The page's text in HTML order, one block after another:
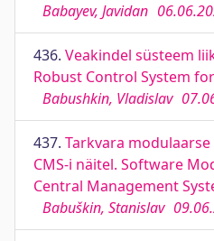
Babayev, Javidan
436. Veakindel süsteem
Robust Control System
Babushkin, Vladislav
437. Tarkvara
CMS-i näitel. Software
Central Management
Babuškin, Stanislav